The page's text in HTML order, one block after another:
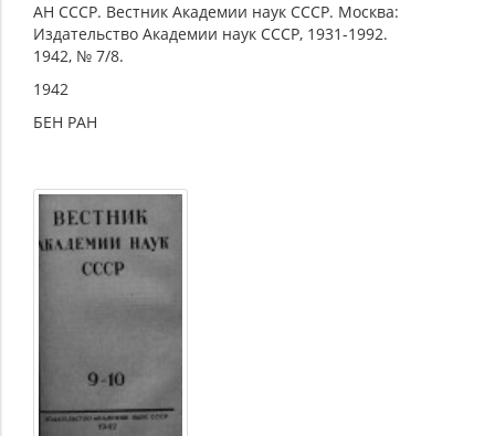
АН СССР. Вестник Академии наук СССР. Москва:
Издательство Академии наук СССР, 1931-1992.
1942, № 7/8.
1942
БЕН РАН